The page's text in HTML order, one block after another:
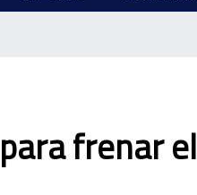
frenar el